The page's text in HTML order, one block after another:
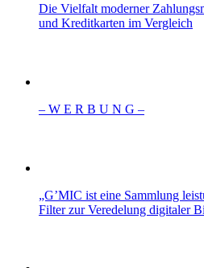
Die Vielfalt moderner
und Kreditkarten im Vergleich
– W Ε R Β U Ν G –
„G’MIC ist eine Sammlung
Filter zur Veredelung digitaler